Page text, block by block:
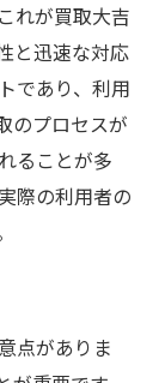
ット
ント
らうコツ
れが買取大吉
と迅速な対応
であり、利用
のプロセスが
ることが多
際の利用者の
点がありま